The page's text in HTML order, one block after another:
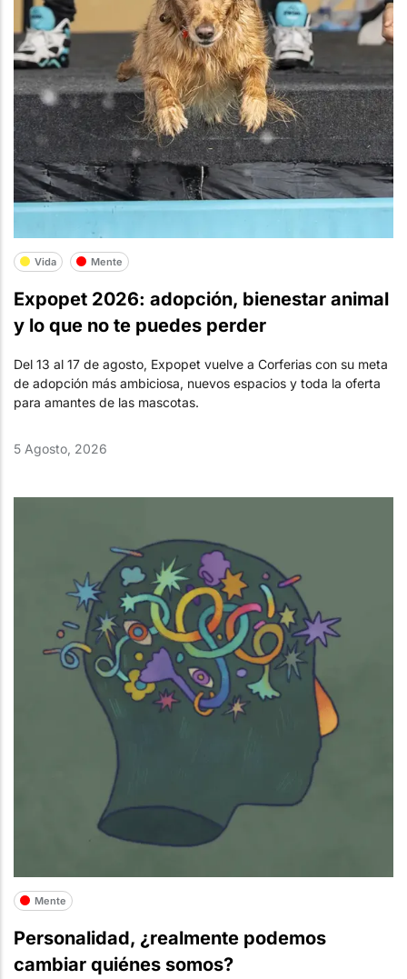
Vida Mente
Expopet 2026: adopción, bienestar animal
y lo que no te puedes perder
Del 13 al 17 de agosto, Expopet vuelve a Corferias con su meta
de adopción más ambiciosa, nuevos espacios y toda la oferta
para amantes de las mascotas.
5 Agosto, 2026
Mente
Personalidad, ¿realmente podemos
cambiar quiénes somos?